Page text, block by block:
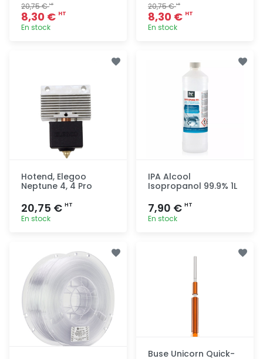
20,75 €HT
8,30 € HT
En stock
20,75 €HT
8,30 € HT
En stock
rapide
Hotend, Elegoo
Neptune 4, 4 Pro
20,75 € HT
En stock
rapide
IPA Alcool
Isopropanol 99.9% 1L
7,90 € HT
En stock
rapide
Buse Unicorn Quick-